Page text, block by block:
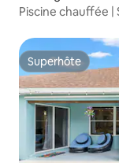
Piscine chauffée |
Superhôte
Superhôte